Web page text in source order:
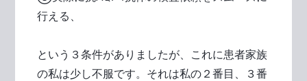
行える、
という３条件がありましたが、これに患者家族
の私は少し不服です。それは私の２番目、３番